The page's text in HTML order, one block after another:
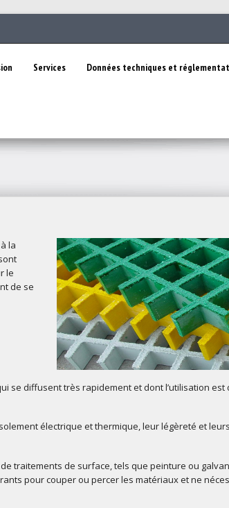
Services Données techniques et
la
le
de se
se diffusent très rapidement et dont l’utilisation
électrique et thermique, leur légèreté et
traitements de surface, tels que peinture ou
pour couper ou percer les matériaux et ne